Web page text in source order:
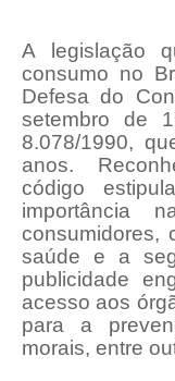
A legislação
consumo no
Defesa do
setembro de
8.078/1990,
anos.
código
importância
consumidores,
saúde e a
publicidade
acesso aos
para a
morais, entre